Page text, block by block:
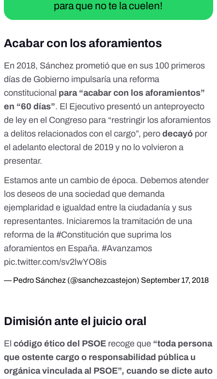
para que no te la cuelen!
Acabar con los aforamientos
En 2018, Sánchez prometió que en sus 100 primeros
días de Gobierno impulsaría una reforma
constitucional para “acabar con los aforamientos”
en “60 días”. El Ejecutivo presentó un anteproyecto
de ley en el Congreso para “restringir los aforamientos
a delitos relacionados con el cargo”, pero decayó por
el adelanto electoral de 2019 y no lo volvieron a
presentar.
Estamos ante un cambio de época. Debemos atender
los deseos de una sociedad que demanda
ejemplaridad e igualdad entre la ciudadanía y sus
representantes. Iniciaremos la tramitación de una
reforma de la #Constitución que suprima los
aforamientos en España. #Avanzamos
pic.twitter.com/sv2lwYO8is
— Pedro Sánchez (@sanchezcastejon) September 17, 2018
Dimisión ante el juicio oral
El código ético del PSOE recoge que “toda persona
que ostente cargo o responsabilidad pública u
orgánica vinculada al PSOE”, cuando se dicte auto